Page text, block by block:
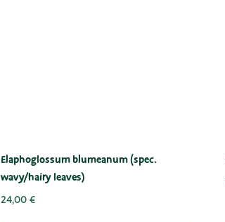
Elaphoglossum blumeanum (spec.
wavy/hairy leaves)
24,00 €